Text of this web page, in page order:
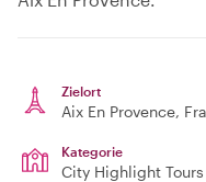
Zielort
Aix En Provence,
Kategorie
City Highlight Tours